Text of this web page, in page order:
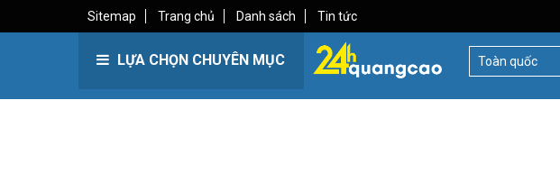
Sitemap Trang chủ Danh sách Tin tức
LỰA CHỌN CHUYÊN MỤC